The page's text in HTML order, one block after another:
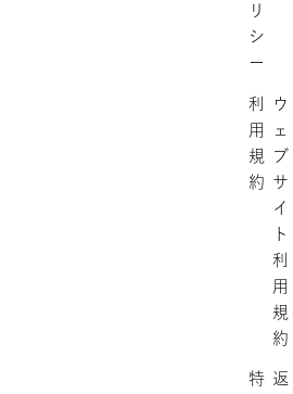
リ
シ
ー
利
用
規
約
ウ
ェ
ブ
サ
イ
ト
利
用
規
約
特 返